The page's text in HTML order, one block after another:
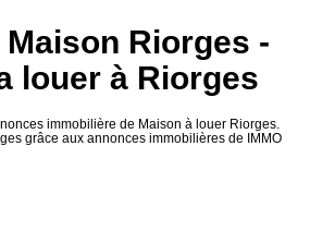
Riorges -
louer à Riorges
immobilière de Maison à louer Riorges.
grâce aux annonces immobilières de IMMO